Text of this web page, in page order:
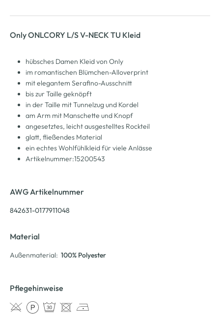
Only ONLCORY L/S V-NECK TU Kleid
hübsches Damen Kleid von Only
im romantischen Blümchen-Alloverprint
mit elegantem Serafino-Ausschnitt
bis zur Taille geknöpft
in der Taille mit Tunnelzug und Kordel
am Arm mit Manschette und Knopf
angesetztes, leicht ausgestelltes Rockteil
glatt, fließendes Material
ein echtes Wohlfühlkleid für viele Anlässe
Artikelnummer:15200543
AWG Artikelnummer
842631-0177911048
Material
Außenmaterial: 100% Polyester
Pflegehinweise